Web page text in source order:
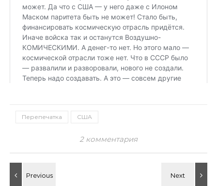
Перепечатка США
2 комментария